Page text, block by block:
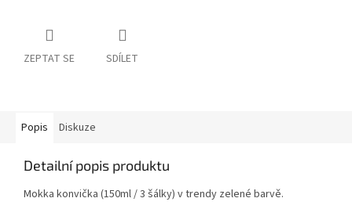
ZEPTAT SE SDÍLET
Popis Diskuze
Detailní popis produktu
Mokka konvička (150ml / 3 šálky) v trendy zelené barvě.